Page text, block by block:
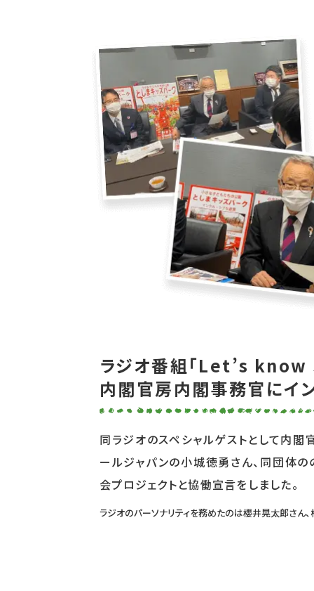
ラジオ番組「Let’s know
内閣官房内閣事務官にイ
同ラジオのスペシャルゲストとして内閣
ールジャパンの小城徳勇さん、同団体
会プロジェクトと協働宣言をしました。
ラジオのパーソナリティを務めたのは櫻井晃太郎さん、